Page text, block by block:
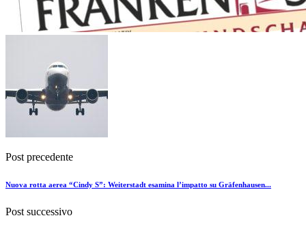
Post precedente
Nuova rotta aerea “Cindy S”: Weiterstadt esamina l’impatto su Gräfenhausen...
Post successivo